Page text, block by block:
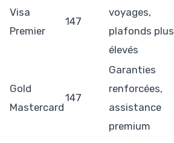
Visa
Premier
147
voyages,
plafonds plus
élevés
Gold
Mastercard
147
Garanties
renforcées,
assistance
premium